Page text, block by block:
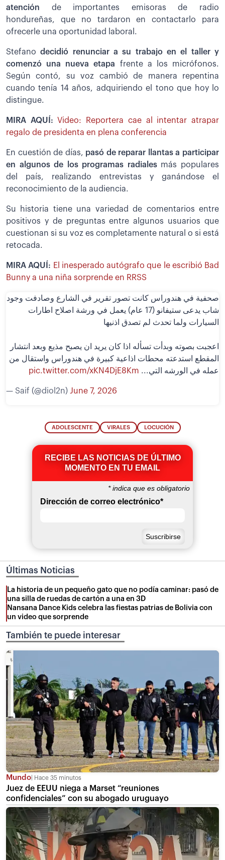
atención de importantes emisoras de radio
hondureñas, que no tardaron en contactarlo para
ofrecerle una oportunidad laboral.
Stefanodecidió renunciar a su trabajo en el taller y
comenzó una nueva etapa frente a los micrófonos.
Según contó, su voz cambió de manera repentina
cuando tenía 14 años, adquiriendo el tono que hoy lo
distingue.
MIRA AQUÍ:Video: Reportera cae al intentar atrapar
regalo de presidenta en plena conferencia
En cuestión de días, pasó de reparar llantas a participar
en algunos de los programas radialesmás populares
del país, realizando entrevistas y ganándose el
reconocimiento de la audiencia.
Su historia tiene una variedad de comentarios entre
positivos y de preguntas entre algunos usuarios que
cuestionan si su voz es completamente natural o si está
retocada.
MIRA AQUÍ: El inesperado autógrafo que le escribió Bad
Bunny a una niña sorprende en RRSS
صحفية في هندوراس كانت تصور تقرير في الشارع وصادفت وجود
شاب يدعى ستيفانو (17 عام) يعمل في ورشة اصلاح اطارات
السيارات ولما تحدث لم تصدق اذنيها
اعجبت بصوته وبدأت تسأله اذا كان يريد ان يصبح مذيع وبعد انتشار
المقطع استدعته محطات اذاعية كبيرة في هندوراس واستقال من
عمله في الورشه التي... pic.twitter.com/xKN4DjE8Km
— Saif (@diol2n) June 7, 2026
ADOLESCENTE VIRALES LOCUCIÓN
RECIBE LAS NOTICIAS DE ÚLTIMO
MOMENTO EN TU EMAIL
*indica que es obligatorio
Dirección de correo electrónico*
Últimas Noticias
La historia de un pequeño gato que no podía caminar: pasó de
una silla de ruedas de cartón a una en 3D
Nansana Dance Kids celebra las fiestas patrias de Bolivia con
un video que sorprende
También te puede interesar
Mundo Hace 35 minutos
Juez de EEUU niega a Marset “reuniones
confidenciales” con su abogado uruguayo